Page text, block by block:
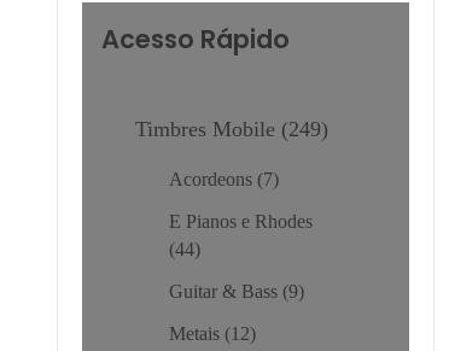
Acesso Rápido
Timbres Mobile 249
Acordeons 7
E Pianos e Rhodes
44
Guitar & Bass 9
Metais 12